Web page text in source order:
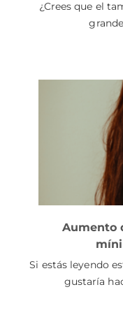
¿Crees que el
Aumento
Si estás leyendo
gustaría